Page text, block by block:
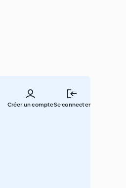
main
Créer un compteSe connecter